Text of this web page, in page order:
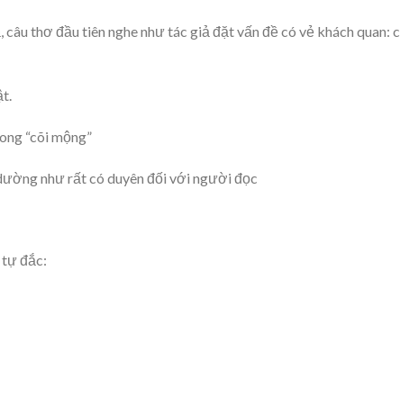
thơ đầu tiên nghe như tác giả đặt vấn đề có vẻ khách quan:
“cõi mộng”
như rất có duyên đối với người đọc
tự đắc: